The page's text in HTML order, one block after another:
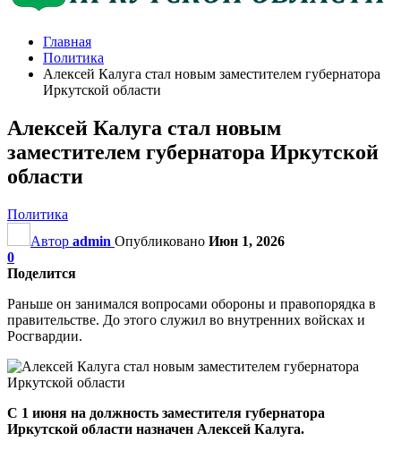
Главная
Политика
Алексей Калуга стал новым заместителем губернатора
Иркутской области
Алексей Калуга стал новым
заместителем губернатора Иркутской
области
Политика
Автор admin Опубликовано Июн 1, 2026
0
Поделится
Раньше он занимался вопросами обороны и правопорядка в
правительстве. До этого служил во внутренних войсках и
Росгвардии.
С 1 июня на должность заместителя губернатора
Иркутской области назначен Алексей Калуга.